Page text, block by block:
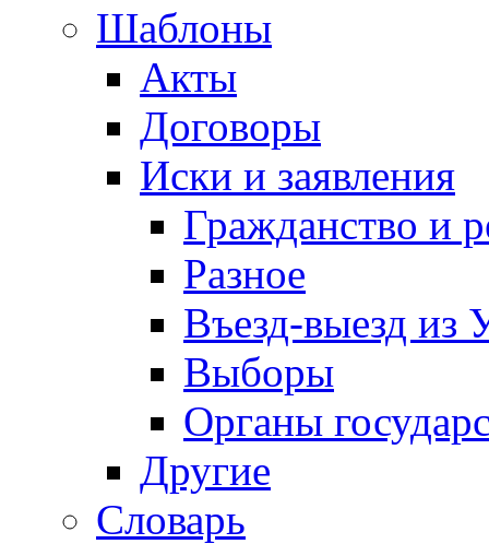
Шаблоны
Акты
Договоры
Иски и заявления
Гражданство и
Разное
Въезд-выезд из
Выборы
Органы
Другие
Словарь